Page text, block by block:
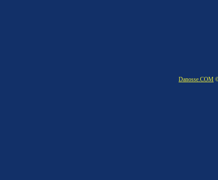
Danosse.COM